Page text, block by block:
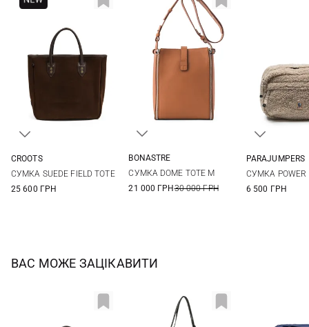
CROOTS
СУМКА SUEDE FIELD TOTE
25 600 ГРН
BONASTRE
СУМКА DOME TOTE M
21 000 ГРН30 000 ГРН
PARAJUMPERS
СУМКА POWER
6 500 ГРН
ВАС МОЖЕ ЗАЦІКАВИТИ